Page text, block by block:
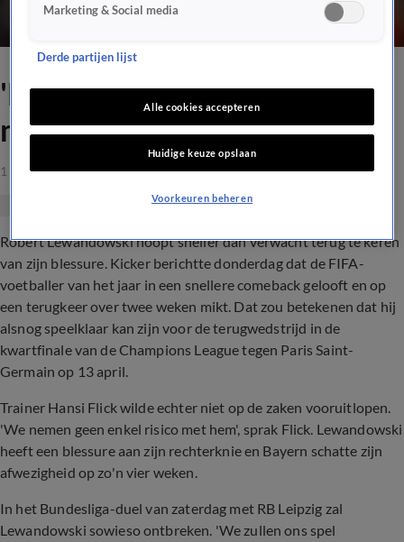
'Lewandowski hoopt duel
met PSG te halen'
1 apr 2021, 15:49
Robert Lewandowski hoopt sneller dan verwacht terug te keren
van zijn blessure. Kicker berichtte donderdag dat de FIFA-
voetballer van het jaar in een snellere comeback gelooft en op
een terugkeer over twee weken mikt. Dat zou betekenen dat hij
alsnog speelklaar kan zijn voor de terugwedstrijd in de
kwartfinale van de Champions League tegen Paris Saint-
Germain op 13 april.
Trainer Hansi Flick wilde echter niet op de zaken vooruitlopen.
'We nemen geen enkel risico met hem', sprak Flick. Lewandowski
heeft een blessure aan zijn rechterknie en Bayern schatte zijn
afwezigheid op zo'n vier weken.
In het Bundesliga-duel van zaterdag met RB Leipzig zal
Lewandowski sowieso ontbreken. 'We zullen ons spel
Marketing & Social media
Derde partijen lijst
Alle cookies accepteren
Huidige keuze opslaan
Voorkeuren beheren